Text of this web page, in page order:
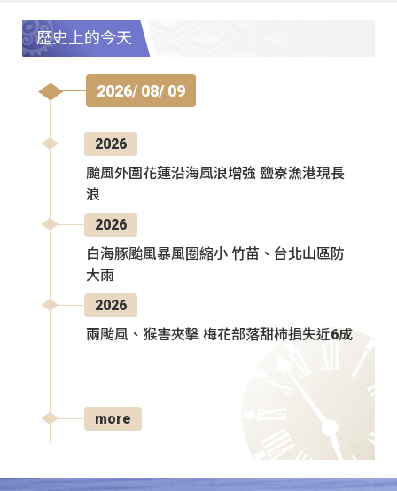
歷史上的今天
2026/ 08/ 09
2026
颱風外圍花蓮沿海風浪增強 鹽寮漁港現長
浪
2026
白海豚颱風暴風圈縮小 竹苗、台北山區防
大雨
2026
兩颱風、猴害夾擊 梅花部落甜柿損失近6成
more